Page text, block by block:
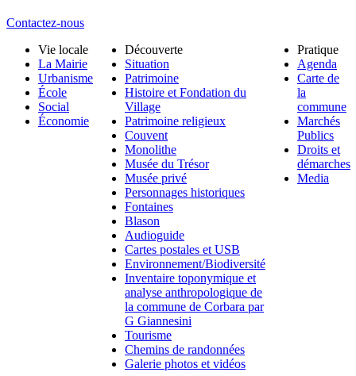
Contactez-nous
Vie locale
La Mairie
Urbanisme
École
Social
Économie
Découverte
Situation
Patrimoine
Histoire et Fondation du
Village
Patrimoine religieux
Couvent
Monolithe
Musée du Trésor
Musée privé
Personnages historiques
Fontaines
Blason
Audioguide
Cartes postales et USB
Environnement/Biodiversité
Inventaire toponymique et
analyse anthropologique de
la commune de Corbara par
G Giannesini
Tourisme
Chemins de randonnées
Galerie photos et vidéos
Pratique
Agenda
Carte de
la
commune
Marchés
Publics
Droits et
démarches
Media